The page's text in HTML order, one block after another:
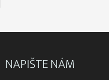
NAPIŠTE NÁM